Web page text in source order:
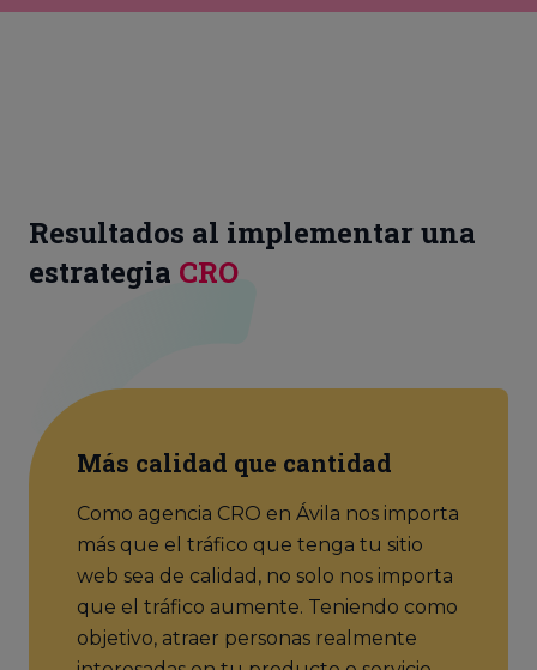
Resultados al implementar una
estrategia CRO
Más calidad que cantidad
Como agencia CRO en Ávila nos importa
más que el tráfico que tenga tu sitio
web sea de calidad, no solo nos importa
que el tráfico aumente. Teniendo como
objetivo, atraer personas realmente